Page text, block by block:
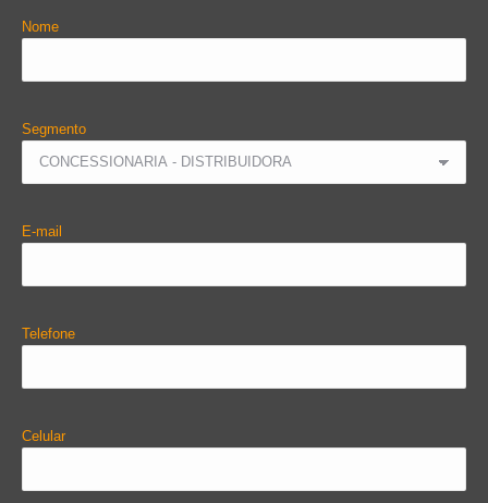
Nome
Segmento
E-mail
Telefone
Celular